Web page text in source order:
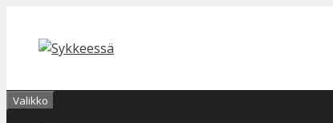
sisältöön
Valikko